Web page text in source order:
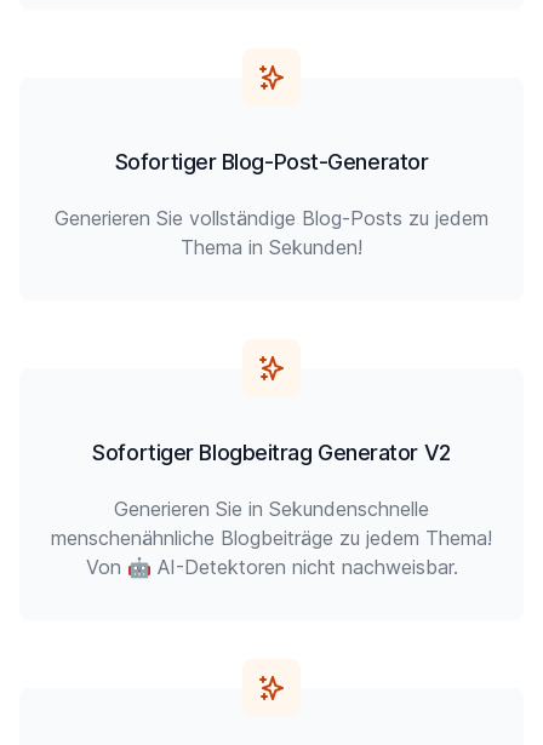
Sofortiger Blog-Post-Generator
Generieren Sie vollständige Blog-Posts zu jedem
Thema in Sekunden!
Sofortiger Blogbeitrag Generator V2
Generieren Sie in Sekundenschnelle
menschenähnliche Blogbeiträge zu jedem Thema!
Von 🤖 AI-Detektoren nicht nachweisbar.